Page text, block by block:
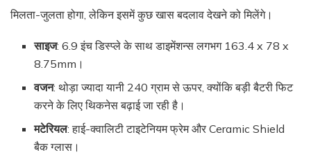
मिलता-जुलता होगा, लेकिन इसमें कुछ खास बदलाव देखने को मिलेंगे।
साइज: 6.9 इंच डिस्प्ले के साथ डाइमेंशन्स लगभग 163.4 x 78 x
8.75mm।
वजन: थोड़ा ज्यादा यानी 240 ग्राम से ऊपर, क्योंकि बड़ी बैटरी फिट
करने के लिए थिकनेस बढ़ाई जा रही है।
मटेरियल: हाई-क्वालिटी टाइटेनियम फ्रेम और Ceramic Shield
बैक ग्लास।